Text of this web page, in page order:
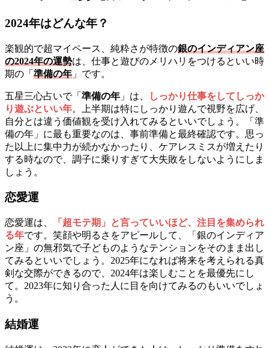
2024年はどんな年？
楽観的で超マイペース、純粋さが特徴の銀のインディアン座
の2024年の運勢は、仕事と遊びのメリハリをつけるといい時
期の「 準備の年 」です。
五星三心占いで「 準備の年 」は、
しっかり仕事をしてしっか
り遊ぶといい年。上半期は特にしっかり遊んで視野を広げ、
自分とは違う価値観を受け入れてみるといいでしょう。「準
備の年」に最も重要なのは、事前準備と最終確認です。思っ
た以上に集中力が続かなかったり、ケアレスミスが増えたり
する時なので、調子に乗りすぎて大失敗をしないようにしま
しょう。
恋愛運
恋愛運は、
「超モテ期」と言っていいほど、注目を集められ
る年です。笑顔や明るさをアピールして、「銀のインディア
ン座」の無邪気で子どものようなテンションをそのまま出し
てみるといいでしょう。2025年になれば将来を考えられる真
剣な交際ができるので、2024年は楽しむことを最優先にし
て。2023年に知り合った人に目を向けてみるのもいいでしょ
う。
結婚運